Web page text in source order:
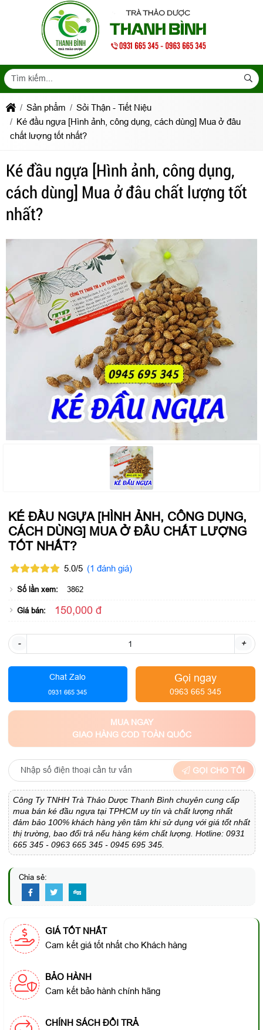
Sản phẩm
Sỏi Thận - Tiết Niệu
Ké đầu ngựa [Hình ảnh, công dụng, cách dùng] Mua ở đâu
chất lượng tốt nhất?
Ké đầu ngựa [Hình ảnh, công dụng,
cách dùng] Mua ở đâu chất lượng tốt
nhất?
KÉ ĐẦU NGỰA [HÌNH ẢNH, CÔNG DỤNG,
CÁCH DÙNG] MUA Ở ĐÂU CHẤT LƯỢNG
TỐT NHẤT?
5.0/5 (1 đánh giá)
Số lần xem: 3862
Giá bán: 150,000 đ
- +
Chat Zalo
0931 665 345
Gọi ngay
0963 665 345
MUA NGAY
GIAO HÀNG COD TOÀN QUỐC
GỌI CHO TÔI
Công Ty TNHH Trà Thảo Dược Thanh Bình chuyên cung cấp
mua bán ké đầu ngựa tại TPHCM uy tín và chất lượng nhất
đảm bảo 100% khách hàng yên tâm khi sử dụng với giá tốt nhất
thị trường, bao đổi trả nếu hàng kém chất lượng. Hotline: 0931
665 345 - 0963 665 345 - 0945 695 345.
Chia sẻ:
GIÁ TỐT NHẤT
Cam kết giá tốt nhất cho Khách hàng
BẢO HÀNH
Cam kết bảo hành chính hãng
CHÍNH SÁCH ĐỔI TRẢ